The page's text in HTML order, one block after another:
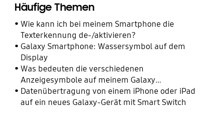
Häufige Themen
Wie kann ich bei meinem Smartphone die
Texterkennung de-/aktivieren?
Galaxy Smartphone: Wassersymbol auf dem
Display
Was bedeuten die verschiedenen
Anzeigesymbole auf meinem Galaxy
Smartphone?
Datenübertragung von einem iPhone oder iPad
auf ein neues Galaxy-Gerät mit Smart Switch